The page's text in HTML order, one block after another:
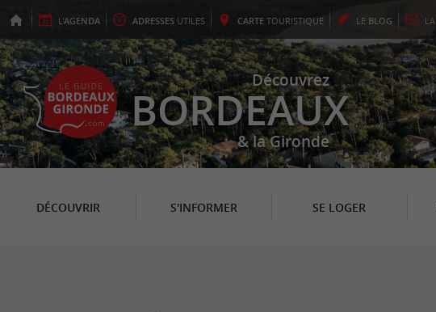
L'AGENDA ADRESSES UTILES CARTE TOURISTIQUE LE BLOG LA
Découvrez
BORDEAUX
& la Gironde
DÉCOUVRIR S'INFORMER SE LOGER